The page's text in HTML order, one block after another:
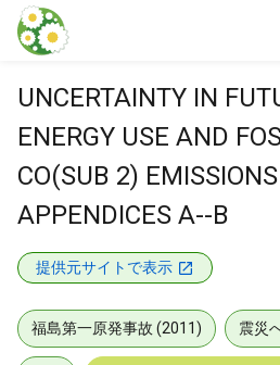
本文に飛ぶ
UNCERTAINTY IN
ENERGY USE AND
CO(SUB 2)
APPENDICES A--B
提供元サイトで表示
福島第一原発事故 (2011) 震災